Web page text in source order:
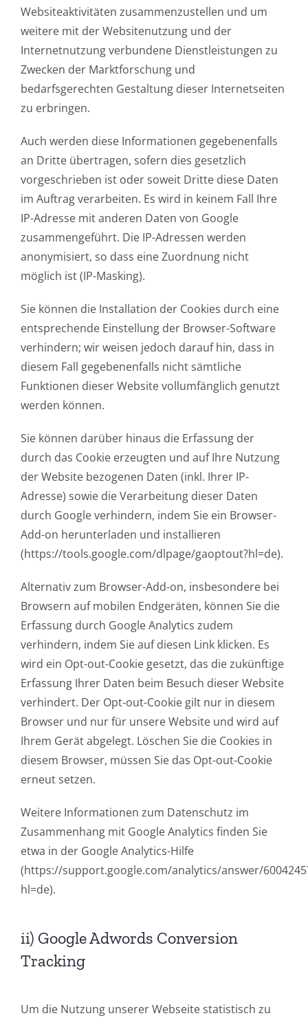
Websiteaktivitäten zusammenzustellen und um
weitere mit der Websitenutzung und der
Internetnutzung verbundene Dienstleistungen zu
Zwecken der Marktforschung und
bedarfsgerechten Gestaltung dieser Internetseiten
zu erbringen.
Auch werden diese Informationen gegebenenfalls
an Dritte übertragen, sofern dies gesetzlich
vorgeschrieben ist oder soweit Dritte diese Daten
im Auftrag verarbeiten. Es wird in keinem Fall Ihre
IP-Adresse mit anderen Daten von Google
zusammengeführt. Die IP-Adressen werden
anonymisiert, so dass eine Zuordnung nicht
möglich ist (IP-Masking).
Sie können die Installation der Cookies durch eine
entsprechende Einstellung der Browser-Software
verhindern; wir weisen jedoch darauf hin, dass in
diesem Fall gegebenenfalls nicht sämtliche
Funktionen dieser Website vollumfänglich genutzt
werden können.
Sie können darüber hinaus die Erfassung der
durch das Cookie erzeugten und auf Ihre Nutzung
der Website bezogenen Daten (inkl. Ihrer IP-
Adresse) sowie die Verarbeitung dieser Daten
durch Google verhindern, indem Sie ein Browser-
Add-on herunterladen und installieren
(https://tools.google.com/dlpage/gaoptout?hl=de).
Alternativ zum Browser-Add-on, insbesondere bei
Browsern auf mobilen Endgeräten, können Sie die
Erfassung durch Google Analytics zudem
verhindern, indem Sie auf diesen Link klicken. Es
wird ein Opt-out-Cookie gesetzt, das die zukünftige
Erfassung Ihrer Daten beim Besuch dieser Website
verhindert. Der Opt-out-Cookie gilt nur in diesem
Browser und nur für unsere Website und wird auf
Ihrem Gerät abgelegt. Löschen Sie die Cookies in
diesem Browser, müssen Sie das Opt-out-Cookie
erneut setzen.
Weitere Informationen zum Datenschutz im
Zusammenhang mit Google Analytics finden Sie
etwa in der Google Analytics-Hilfe
(https://support.google.com/analytics/answer/
hl=de).
ii) Google Adwords Conversion
Tracking
Um die Nutzung unserer Webseite statistisch zu